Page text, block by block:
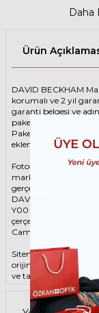
Daha
Ürün
DAVID BECKHAM
korumalı ve 2 yıl
garanti belgesi ve
paketlenerek kargoya
Paketinize ek olarak
eklenmektedir.
Fotoğraftaki Gözlük
markanın orijinal
DAVID BECKHAM
Y00 50 Gözlük
çerçeve rengi Gri
Camlar %100
Sitemizden
orijinal ve 2 yıl
ve tamir işlemlerini
destek alabilirsiniz.
Garanti kapsamı